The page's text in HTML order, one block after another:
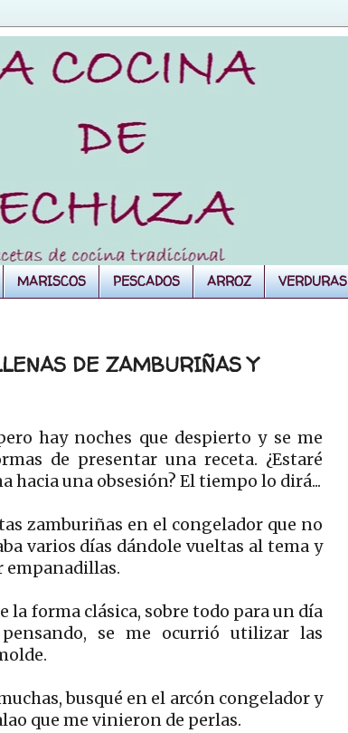
MARISCOS PESCADOS ARROZ VERDURAS
DE ZAMBURIÑAS Y
hay noches que despierto y se me
de presentar una receta. ¿Estaré
hacia una obsesión? El tiempo lo dirá...
zamburiñas en el congelador que no
varios días dándole vueltas al tema y
empanadillas.
la forma clásica, sobre todo para un día
se me ocurrió utilizar las
busqué en el arcón congelador y
que me vinieron de perlas.